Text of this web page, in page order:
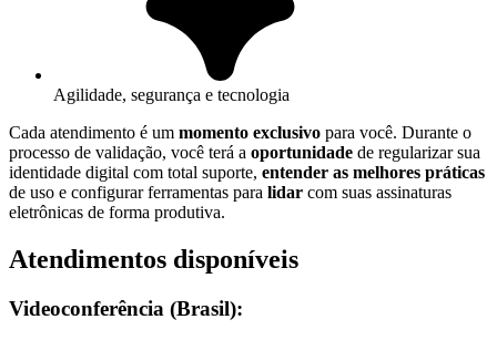
Agilidade, segurança e tecnologia
Cada atendimento é um momento exclusivo para você. Durante o
processo de validação, você terá a oportunidade de regularizar sua
identidade digital com total suporte, entender as melhores práticas
de uso e configurar ferramentas para lidar com suas assinaturas
eletrônicas de forma produtiva.
Atendimentos disponíveis
Videoconferência (Brasil):